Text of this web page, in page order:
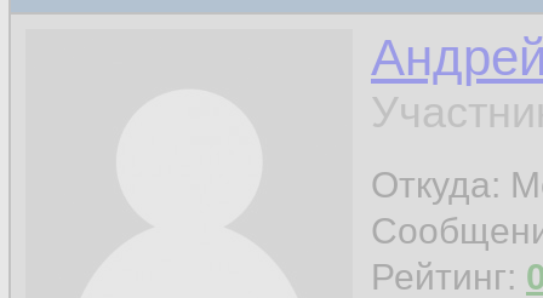
Откуда:
Рейтинг: